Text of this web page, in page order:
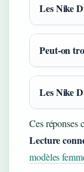
Les Nike
Peut-on
Les Nike
Ces réponses
Lecture
modèles